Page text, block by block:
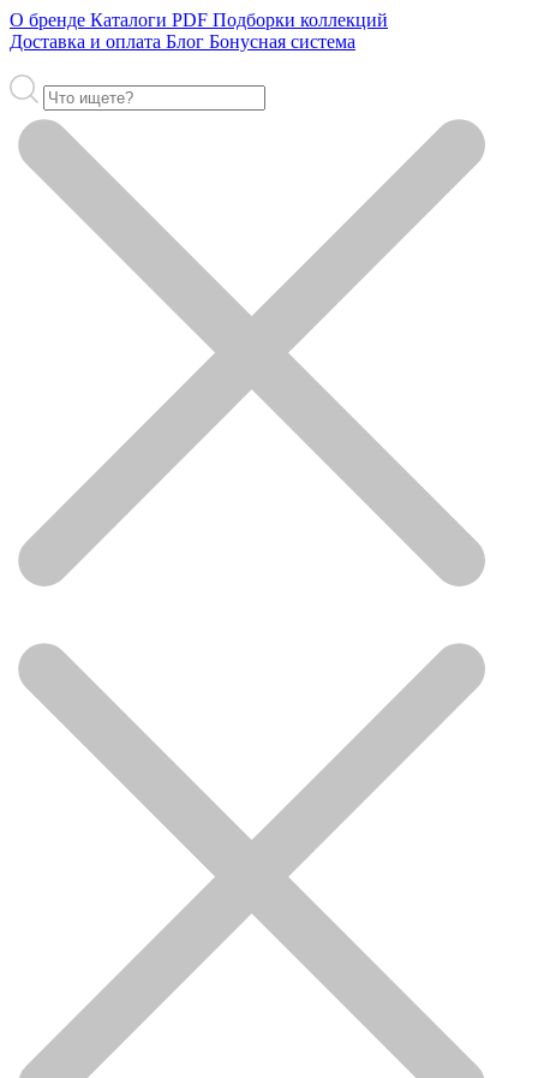
О бренде Каталоги PDF Подборки коллекций
Доставка и оплата Блог Бонусная система